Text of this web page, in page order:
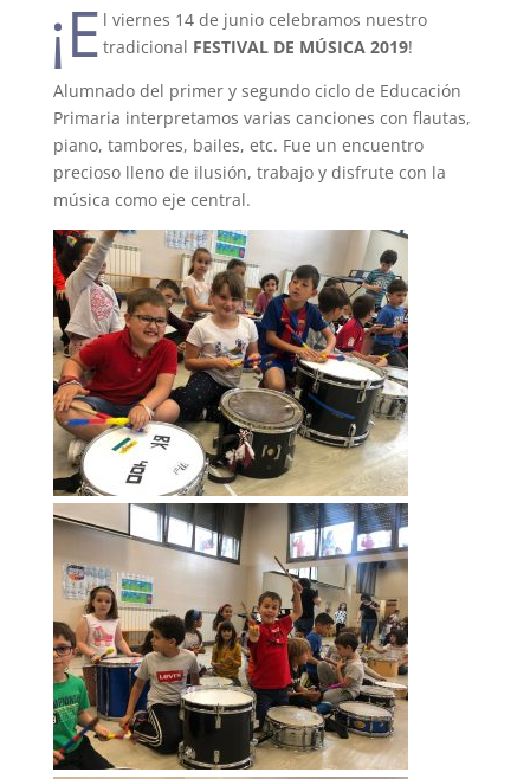
¡E l viernes 14 de junio celebramos nuestro
tradicional FESTIVAL DE MÚSICA 2019!
Alumnado del primer y segundo ciclo de Educación
Primaria interpretamos varias canciones con flautas,
piano, tambores, bailes, etc. Fue un encuentro
precioso lleno de ilusión, trabajo y disfrute con la
música como eje central.